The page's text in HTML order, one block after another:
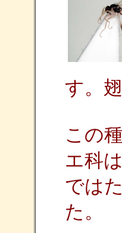
す。
この
エ科
では
た。